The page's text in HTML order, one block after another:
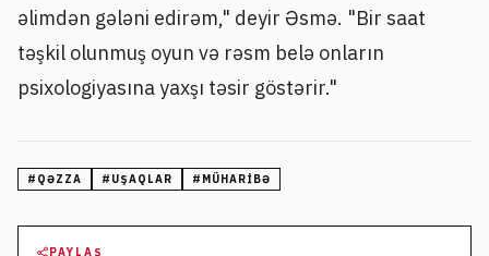
əlimdən gələni edirəm," deyir Əsmə. "Bir saat
təşkil olunmuş oyun və rəsm belə onların
psixologiyasına yaxşı təsir göstərir."
# QƏZZA # UŞAQLAR # MÜHARIBƏ
PAYLAŞ